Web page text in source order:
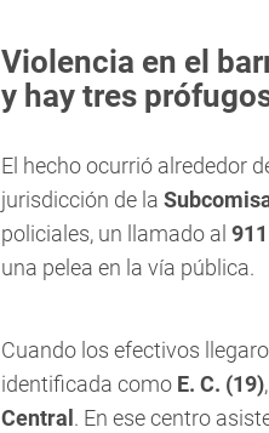
Violencia en el
y hay tres
El hecho ocurrió alrededor
jurisdicción de la
policiales, un llamado al 911
una pelea en la vía pública.
Cuando los efectivos
identificada como E. C. (19)
Central . En ese centro